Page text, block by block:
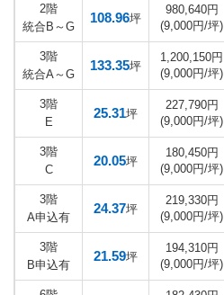
2階
統合B～G
108.96坪
980,640円
(9,000円/坪)
3階
統合A～G
133.35坪
1,200,150円
(9,000円/坪)
3階
E
25.31坪
227,790円
(9,000円/坪)
3階
C
20.05坪
180,450円
(9,000円/坪)
3階
A申込有
24.37坪
219,330円
(9,000円/坪)
3階
B申込有
21.59坪
194,310円
(9,000円/坪)